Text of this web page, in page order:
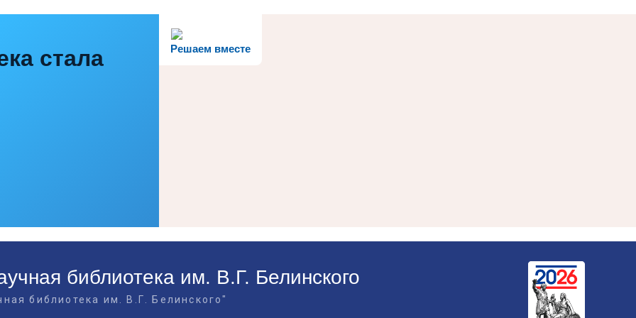
Решаем вместе
стала
библиотека им. В.Г. Белинского
библиотека им. В.Г. Белинского"